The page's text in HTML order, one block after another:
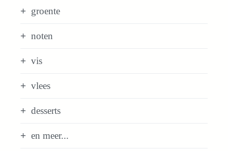
groente
noten
vis
vlees
desserts
en meer...